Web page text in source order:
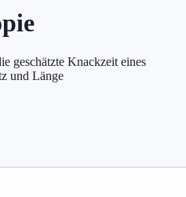
geschätzte Knackzeit eines
und Länge